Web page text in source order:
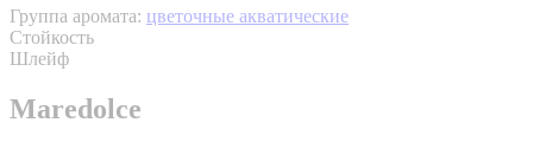
Группа аромата: цветочные акватические
Стойкость
Шлейф
Maredolce